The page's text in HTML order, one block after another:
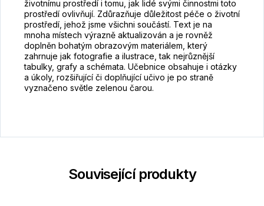
životnímu prostředí i tomu, jak lidé svými činnostmi toto
prostředí ovlivňují. Zdůrazňuje důležitost péče o životní
prostředí, jehož jsme všichni součástí. Text je na
mnoha místech výrazně aktualizován a je rovněž
doplněn bohatým obrazovým materiálem, který
zahrnuje jak fotografie a ilustrace, tak nejrůznější
tabulky, grafy a schémata. Učebnice obsahuje i otázky
a úkoly, rozšiřující či doplňující učivo je po straně
vyznačeno světle zelenou čarou.
Související produkty